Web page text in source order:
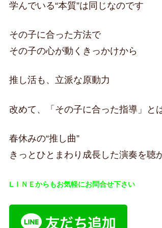
学んでいる“本質”は同じなのです
その子に合った方法で
その子の心が動くきっかけから
推し活も、立派な原動力
改めて、「その子に合った指導」と
春休みの“推し曲”
きっとひとまわり成長した演奏を聴
LＩＮＥからもお気軽にお問合せ下さい